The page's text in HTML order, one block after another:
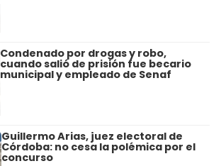
Condenado por drogas y robo,
cuando salió de prisión fue becario
municipal y empleado de Senaf
Guillermo Arias, juez electoral de
Córdoba: no cesa la polémica por el
concurso